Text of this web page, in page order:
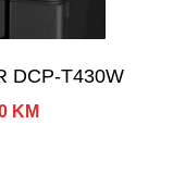
DCP-T430W
KMTrenutna